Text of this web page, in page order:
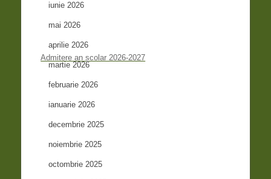
Admitere an școlar 2026-2027
iunie 2026
mai 2026
aprilie 2026
martie 2026
februarie 2026
ianuarie 2026
decembrie 2025
noiembrie 2025
octombrie 2025